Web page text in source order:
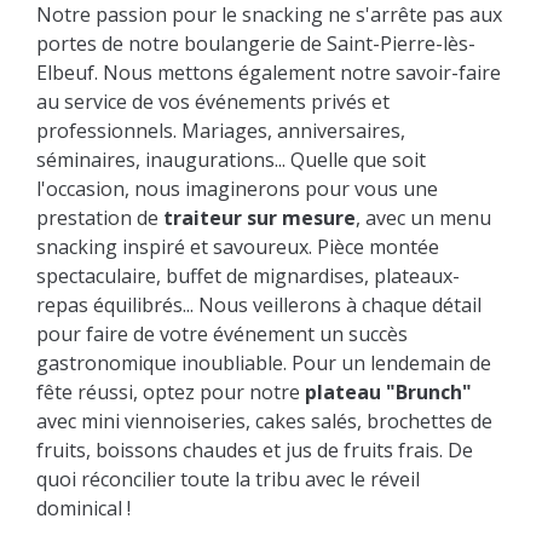
Notre passion pour le snacking ne s'arrête pas aux
portes de notre boulangerie de Saint-Pierre-lès-
Elbeuf. Nous mettons également notre savoir-faire
au service de vos événements privés et
professionnels. Mariages, anniversaires,
séminaires, inaugurations... Quelle que soit
l'occasion, nous imaginerons pour vous une
prestation de traiteur sur mesure, avec un menu
snacking inspiré et savoureux. Pièce montée
spectaculaire, buffet de mignardises, plateaux-
repas équilibrés... Nous veillerons à chaque détail
pour faire de votre événement un succès
gastronomique inoubliable. Pour un lendemain de
fête réussi, optez pour notre plateau "Brunch"
avec mini viennoiseries, cakes salés, brochettes de
fruits, boissons chaudes et jus de fruits frais. De
quoi réconcilier toute la tribu avec le réveil
dominical !